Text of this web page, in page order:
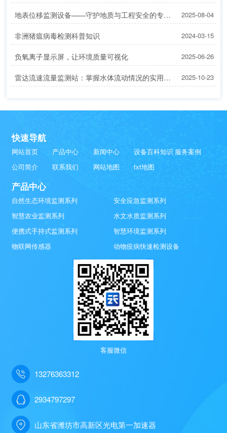
地表位移监测设备——守护地质与工程安全的专业设备 2025-08-04
非洲猪瘟病毒检测科普知识 2024-03-15
负氧离子显示屏，让环境质量可视化 2025-06-26
雷达流速流量监测站：掌握水体流动情况的实用设备 2025-10-23
快速导航
网站首页 产品中心 新闻中心 设备百科知识 服务案例
公司简介
联系我们 网站地图 txt地图
产品中心
自然生态环境监测系列
安全应急监测系列
智慧农业监测系列
水文水质监测系列
便携式手持式监测系列
智慧环境监测系列
物联网传感器
动物疫病快速检测设备
客服微信
13276363312
2934797297
山东省潍坊市高新区光电第一加速器